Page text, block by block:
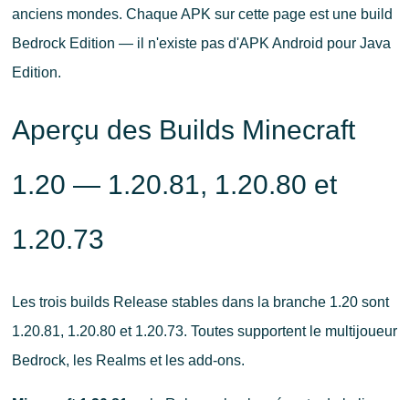
anciens mondes. Chaque APK sur cette page est une build
Bedrock Edition — il n'existe pas d'APK Android pour Java
Edition.
Aperçu des Builds Minecraft
1.20 — 1.20.81, 1.20.80 et
1.20.73
Les trois builds Release stables dans la branche 1.20 sont
1.20.81, 1.20.80 et 1.20.73. Toutes supportent le multijoueur
Bedrock, les Realms et les add-ons.